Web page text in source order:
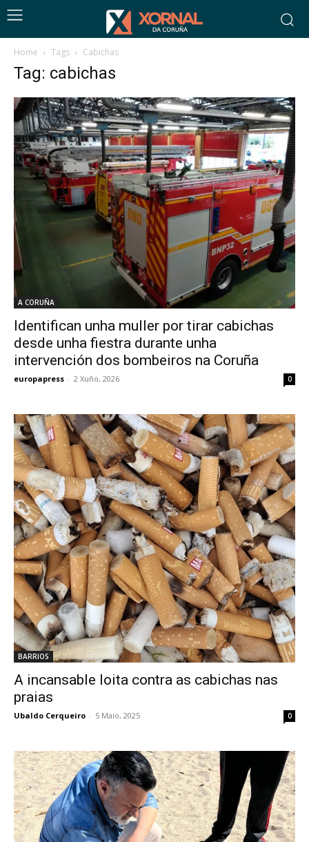
Home Tags Cabichas
Tag: cabichas
A CORUÑA
Identifican unha muller por tirar cabichas
desde unha fiestra durante unha
intervención dos bombeiros na Coruña
europapress - 2 Xuño, 2026 0
BARRIOS
A incansable loita contra as cabichas nas
praias
Ubaldo Cerqueiro - 5 Maio, 2025 0